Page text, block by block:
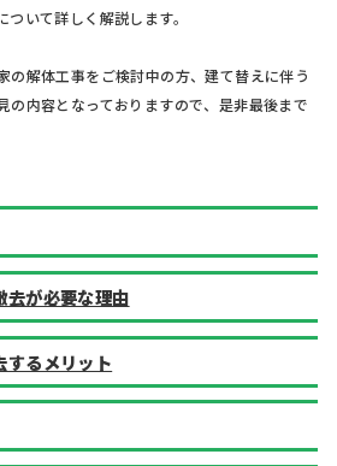
いて詳しく解説します。
の解体工事をご検討中の方、建て替えに伴う
の内容となっておりますので、是非最後まで
去が必要な理由
するメリット